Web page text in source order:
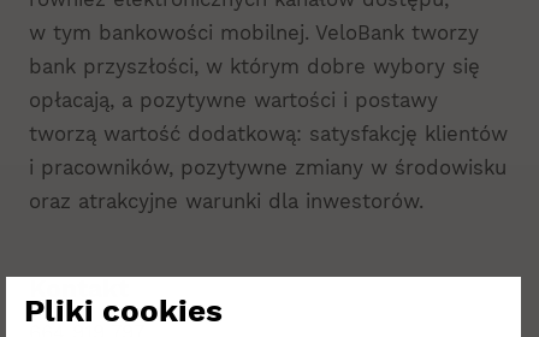
w tym bankowości mobilnej. VeloBank tworzy
bank przyszłości, w którym dobre wybory się
opłacają, a pozytywne wartości i postawy
tworzą wartość dodatkową: satysfakcję klientów
i pracowników, pozytywne zmiany w środowisku
oraz atrakcyjne warunki dla inwestorów.
Pliki cookies